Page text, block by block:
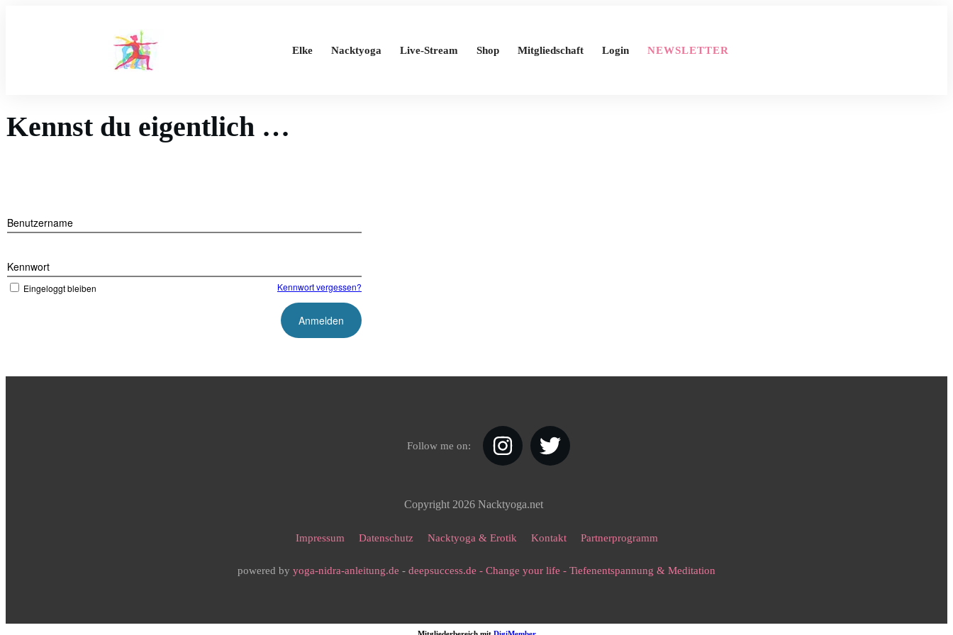
Elke Nacktyoga Live-Stream Shop Mitgliedschaft Login NEWSLETTER
Kennst du eigentlich …
Benutzername
Kennwort
Eingeloggt bleiben Kennwort vergessen?
Follow me on:
Copyright 2026 Nacktyoga.net
Impressum Datenschutz Nacktyoga & Erotik Kontakt Partnerprogramm
powered by yoga-nidra-anleitung.de - deepsuccess.de - Change your life - Tiefenentspannung & Meditation